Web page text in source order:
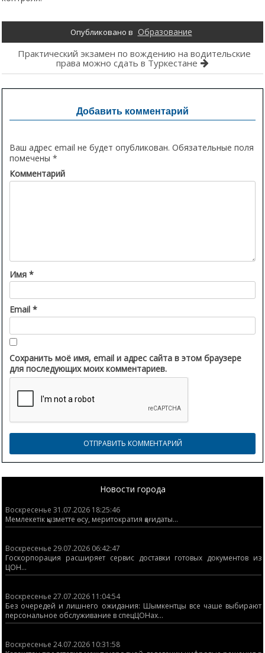
Опубликовано в Образование
Навигация
записям
Практический экзамен по вождению на водительские
права можно сдать в Туркестане
Добавить комментарий
Ваш адрес email не будет опубликован. Обязательные поля
помечены *
Комментарий
Имя *
Email *
Сохранить моё имя, email и адрес сайта в этом браузере
для последующих моих комментариев.
Новости города
Воскресенье 31.07.2026 18:25:46
Мемлекетік қызметте өсу, меритократия қағидаты...
Воскресенье 29.07.2026 06:42:47
Госкорпорация расширяет сервис доставки готовых документов из
ЦОН...
Воскресенье 27.07.2026 11:04:54
Без очередей и лишнего ожидания: Шымкентцы все чаше выбирают
персональное обслуживание в спецЦОНах...
Воскресенье 24.07.2026 10:31:58